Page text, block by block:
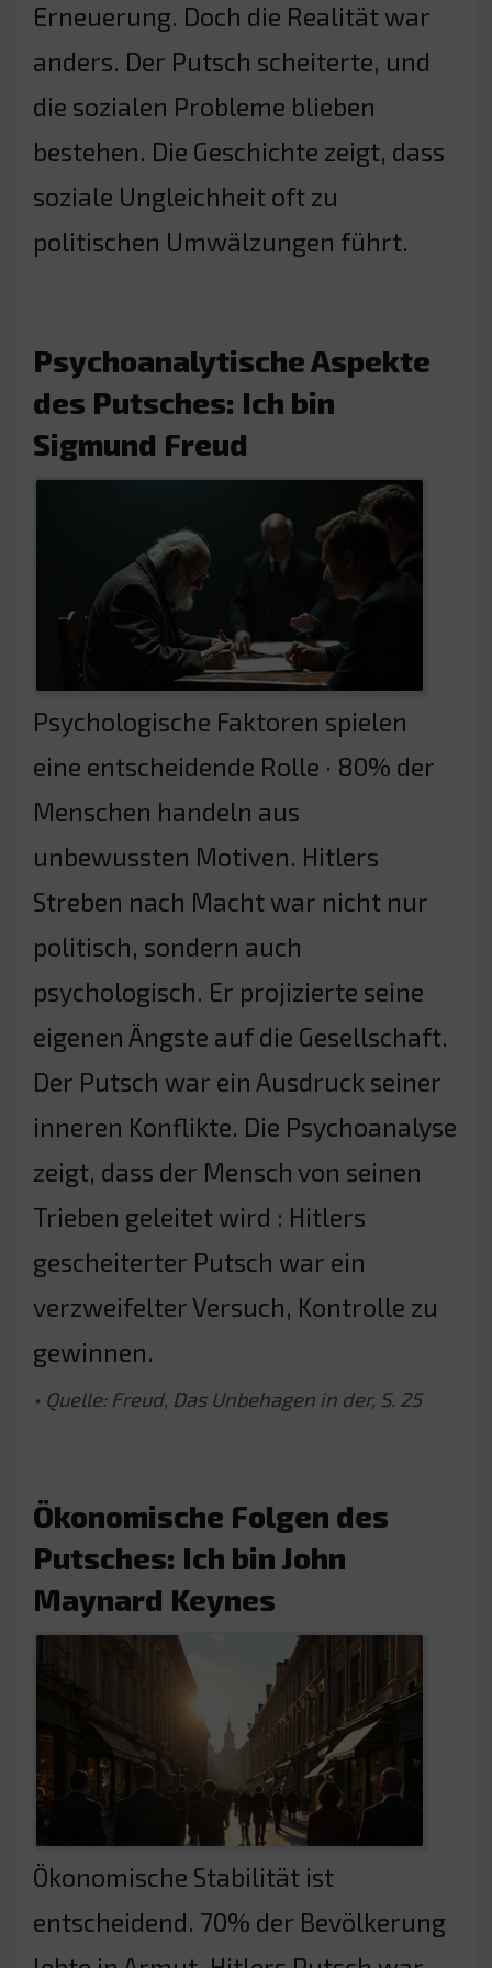
Erneuerung. Doch die Realität war
anders. Der Putsch scheiterte, und
die sozialen Probleme blieben
bestehen. Die Geschichte zeigt, dass
soziale Ungleichheit oft zu
politischen Umwälzungen führt.
Psychoanalytische Aspekte
des Putsches: Ich bin
Sigmund Freud
Psychologische Faktoren spielen
eine entscheidende Rolle · 80% der
Menschen handeln aus
unbewussten Motiven. Hitlers
Streben nach Macht war nicht nur
politisch, sondern auch
psychologisch. Er projizierte seine
eigenen Ängste auf die Gesellschaft.
Der Putsch war ein Ausdruck seiner
inneren Konflikte. Die Psychoanalyse
zeigt, dass der Mensch von seinen
Trieben geleitet wird : Hitlers
gescheiterter Putsch war ein
verzweifelter Versuch, Kontrolle zu
gewinnen.
• Quelle: Freud, Das Unbehagen in der, S. 25
Ökonomische Folgen des
Putsches: Ich bin John
Maynard Keynes
Ökonomische Stabilität ist
entscheidend. 70% der Bevölkerung